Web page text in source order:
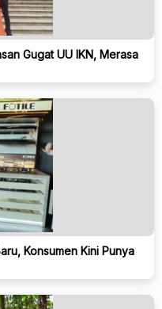
Gugat UU IKN, Merasa
Konsumen Kini Punya